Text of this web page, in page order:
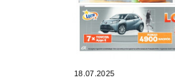
18.07.2025